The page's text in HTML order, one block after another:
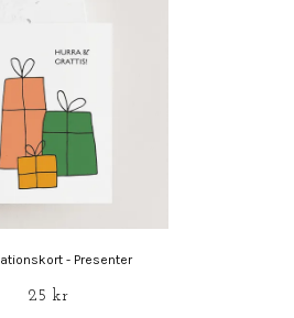
- Presenter
25 kr